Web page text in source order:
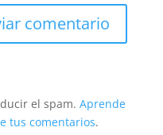
el spam. Aprende
tus comentarios.